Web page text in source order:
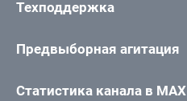
Техподдержка
Предвыборная агитация
Статистика канала в MAX